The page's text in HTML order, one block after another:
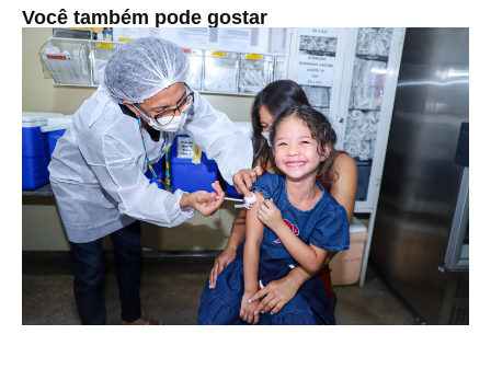
Você também pode gostar